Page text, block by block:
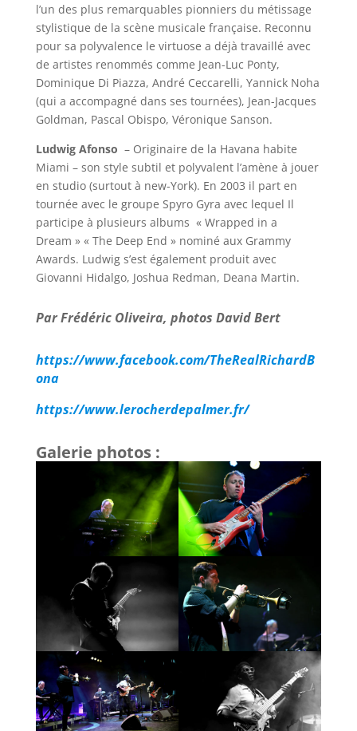
l’un des plus remarquables pionniers du métissage
stylistique de la scène musicale française. Reconnu
pour sa polyvalence le virtuose a déjà travaillé avec
de artistes renommés comme Jean-Luc Ponty,
Dominique Di Piazza, André Ceccarelli, Yannick Noha
(qui a accompagné dans ses tournées), Jean-Jacques
Goldman, Pascal Obispo, Véronique Sanson.
Ludwig Afonso – Originaire de la Havana habite
Miami – son style subtil et polyvalent l’amène à jouer
en studio (surtout à new-York). En 2003 il part en
tournée avec le groupe Spyro Gyra avec lequel Il
participe à plusieurs albums « Wrapped in a
Dream » « The Deep End » nominé aux Grammy
Awards. Ludwig s’est également produit avec
Giovanni Hidalgo, Joshua Redman, Deana Martin.
Par Frédéric Oliveira, photos David Bert
https://www.facebook.com/TheRealRichardB
ona
https://www.lerocherdepalmer.fr/
Galerie photos :